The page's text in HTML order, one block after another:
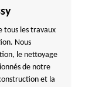
tous les travaux
Nous
le nettoyage
de notre
et la